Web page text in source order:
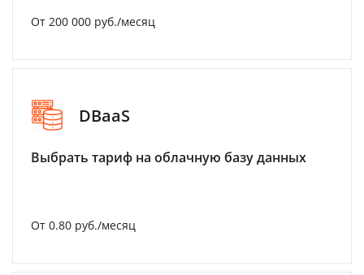
От 200 000 руб./месяц
DBaaS
Выбрать тариф на облачную базу данных
От 0.80 руб./месяц